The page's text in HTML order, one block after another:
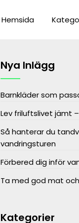
Hemsida
Nya Inlägg
Barnkläder som
Lev friluftslivet jämt
Så hanterar du
vandringsturen
Förbered dig inför
Ta med god mat
Kategorier